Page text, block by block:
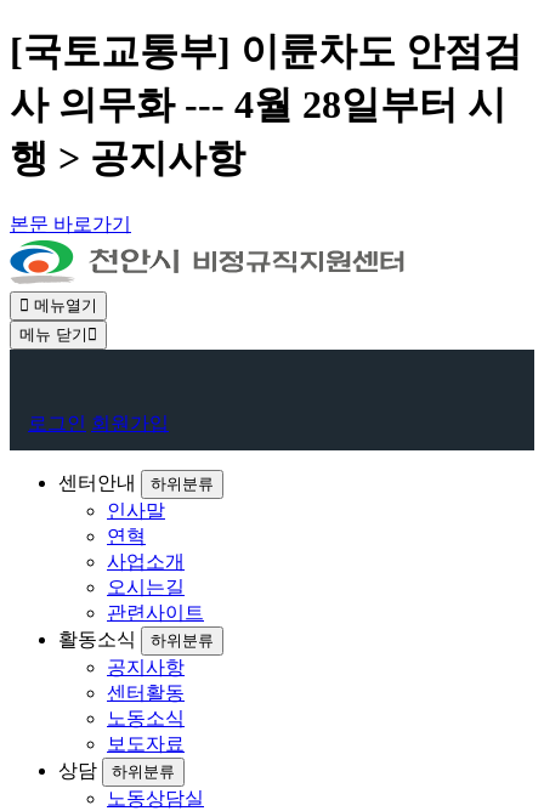
[국토교통부] 이륜차도 안점검
사 의무화 --- 4월 28일부터 시
행 > 공지사항
본문 바로가기
메뉴열기
메뉴 닫기
원
로
로그인 회원가입
센터안내 하위분류
인사말
연혁
사업소개
오시는길
관련사이트
활동소식
하위분류
공지사항
센터활동
노동소식
보도자료
상담
하위분류
노동상담실